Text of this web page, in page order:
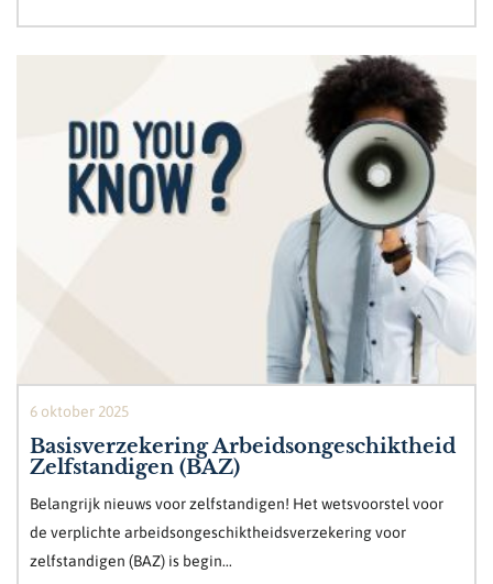
6 oktober 2025
Basisverzekering Arbeidsongeschiktheid
Zelfstandigen (BAZ)
Belangrijk nieuws voor zelfstandigen! Het wetsvoorstel voor
de verplichte arbeidsongeschiktheidsverzekering voor
zelfstandigen (BAZ) is begin...